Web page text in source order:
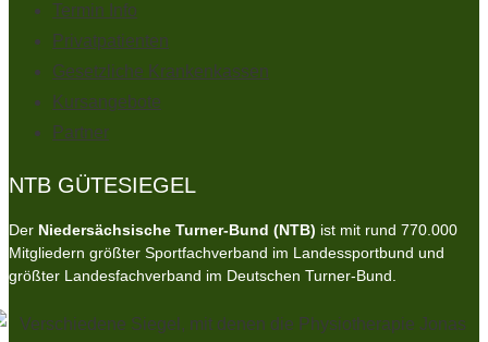
Termin Info
Privatpatienten
Gesetzliche Krankenkassen
Kursangebote
Partner
NTB GÜTESIEGEL
Der Niedersächsische Turner-Bund (NTB) ist mit rund 770.000
Mitgliedern größter Sportfachverband im Landessportbund und
größter Landesfachverband im Deutschen Turner-Bund.